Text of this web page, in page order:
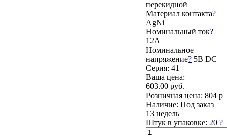
перекидной
Материал контакта?
AgNi
Номинальный ток?
12А
Номинальное
напряжение? 5В DC
Серия: 41
Ваша цена:
603.00 руб.
Розничная цена: 804 р
Наличие: Под заказ
13 недель
Штук в упаковке: 20 ?